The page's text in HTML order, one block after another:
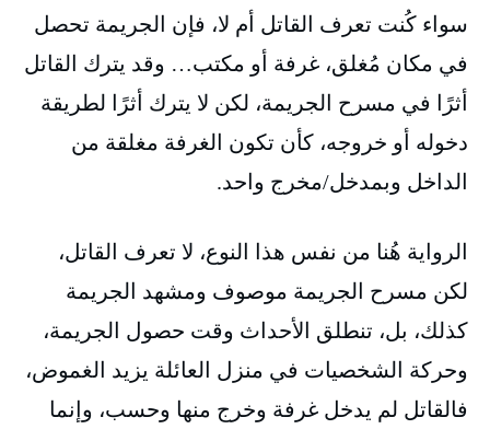
سواء كُنت تعرف القاتل أم لا، فإن الجريمة تحصل
في مكان مُغلق، غرفة أو مكتب… وقد يترك القاتل
أثرًا في مسرح الجريمة، لكن لا يترك أثرًا لطريقة
دخوله أو خروجه، كأن تكون الغرفة مغلقة من
الداخل وبمدخل/مخرج واحد.
الرواية هُنا من نفس هذا النوع، لا تعرف القاتل،
لكن مسرح الجريمة موصوف ومشهد الجريمة
كذلك، بل، تنطلق الأحداث وقت حصول الجريمة،
وحركة الشخصيات في منزل العائلة يزيد الغموض،
فالقاتل لم يدخل غرفة وخرج منها وحسب، وإنما